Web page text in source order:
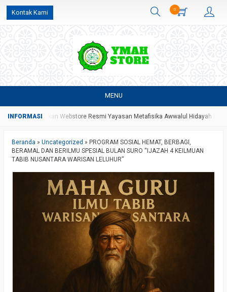
Kontak Kami 0
MENU
Merupakan Webstore Resmi Yayasan Metafisika Awwalul Hidayah Batang
Beranda » Uncategorized » PROGRAM SOSIAL HEMAT, BERBAGI,
BERAMAL DAN BERILMU SPESIAL BULAN SURO “IJAZAH 4 KEILMUAN
TABIB NUSANTARA WARISAN LELUHUR”